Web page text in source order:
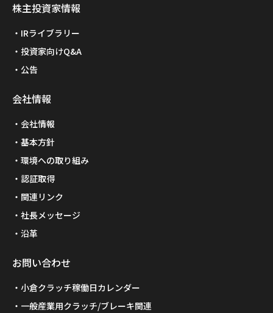
株主投資家情報
IRライブラリー
投資家向けQ&A
公告
会社情報
会社情報
基本方針
環境への取り組み
認証取得
関連リンク
社長メッセージ
沿革
お問い合わせ
小倉クラッチ稼働日カレンダー
一般産業用クラッチ/ブレーキ関連